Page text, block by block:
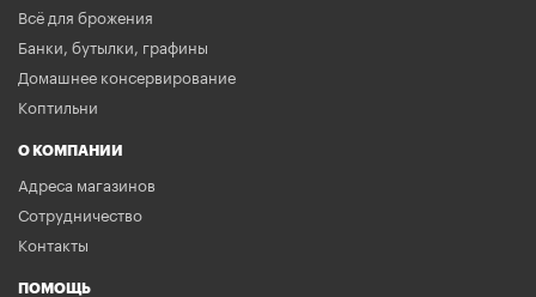
Всё для брожения
Банки, бутылки, графины
Домашнее консервирование
Коптильни
О КОМПАНИИ
Адреса магазинов
Сотрудничество
Контакты
ПОМОЩЬ